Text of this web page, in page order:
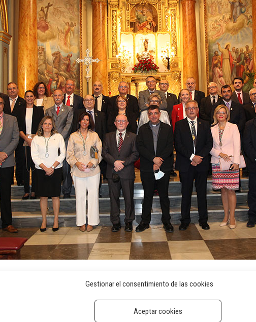
Gestionar el consentimiento de las cookies
Aceptar cookies